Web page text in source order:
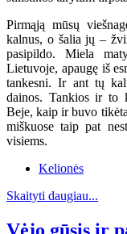
Pirmąją mūsų
kalnus, o šalia jų –
pasipildo. Miela
Lietuvoje, apaugę iš
tankesni. Ir ant tų
dainos. Tankios ir to
Beje, kaip ir buvo
miškuose taip pat
visiems.
Kelionės
Skaityti daugiau...